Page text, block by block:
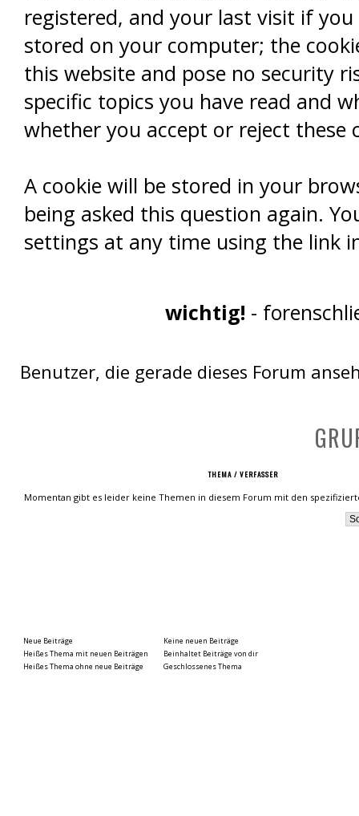
wird! Wer wird die Wähler
seine Seite ziehen und als
Sie sich bereit für ein
Wahlen!
registered, and your last visit if
stored on your computer; the
this website and pose no security
specific topics you have read and
whether you accept or reject these
A cookie will be stored in your
being asked this question again.
settings at any time using the link
wichtig! -
Benutzer, die gerade dieses Forum
THEMA /VERFASSER
Momentan gibt es leider keine Themen in diesem Forum mit den
Neue Beiträge
Heißes Thema mit neuen Beiträgen
Heißes Thema ohne neue Beiträge
Keine neuen Beiträge
Beinhaltet Beiträge von dir
Geschlossenes Thema